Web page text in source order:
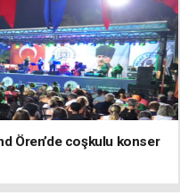
Ören’de coşkulu konser